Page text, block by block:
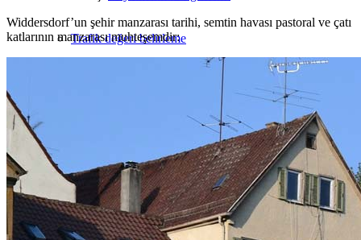
Trafik değeri belirleme
Yatırım
Gayrimenkul
Emlak yatırımı
Widdersdorf’un şehir manzarası tarihi, semtin havası pastoral ve çatı
katlarının manzarası muhteşemdir: